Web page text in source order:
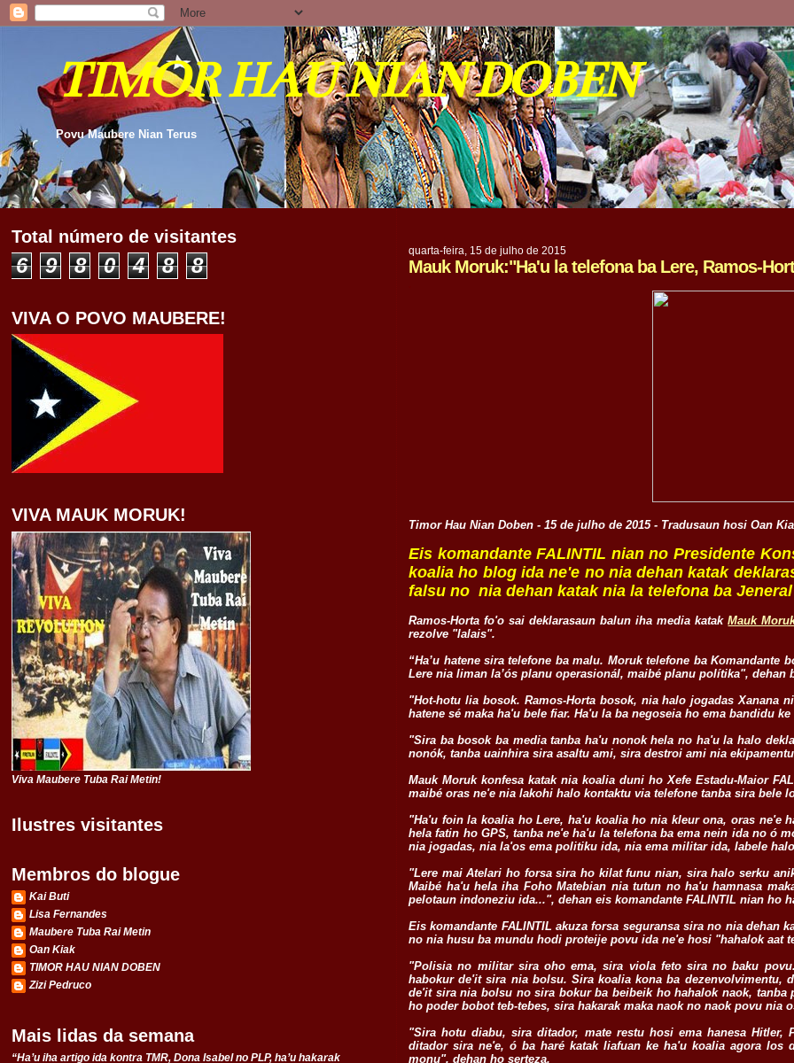
TIMOR HAU NIAN DOBEN
Povu Maubere Nian Terus
quarta-feira, 15 de julho de 2015
Mauk Moruk:"Ha'u la telefona ba Lere, Ramos-
Timor Hau Nian Doben - 15 de julho de 2015 - Tradusaun hosi Oan
Eis komandante FALINTIL nian no Presidente
koalia ho blog ida ne'e no nia dehan katak
falsu no nia dehan katak nia la telefona ba
Ramos-Horta fo'o sai deklarasaun balun iha media katakMauk
rezolve "lalais".
“Ha’u hatene sira telefone ba malu. Moruk telefone ba Komandante
Lere nia liman la’ós planu operasionál, maibé planu polítika",
"Hot-hotu lia bosok. Ramos-Horta bosok, nia halo jogadas Xanana
hatene sé maka ha'u bele fiar. Ha'u la ba negoseia ho ema bandidu
"Sira ba bosok ba media tanba ha'u nonok hela no ha'u la halo
nonók, tanba uainhira sira asaltu ami, sira destroi ami nia
Mauk Moruk konfesa katak nia koalia duni ho Xefe Estadu-Maior
maibé oras ne'e nia lakohi halo kontaktu via telefone tanba sira bele
"Ha'u foin la koalia ho Lere, ha'u koalia ho nia kleur ona, oras ne'e
hela fatin ho GPS, tanba ne'e ha'u la telefona ba ema nein ida no ó
nia jogadas, nia la'os ema politiku ida, nia ema militar ida, labele
"Lere mai Atelari ho forsa sira ho kilat funu nian, sira halo serku
Maibé ha'u hela iha Foho Matebian nia tutun no ha'u hamnasa
pelotaun indoneziu ida...", dehan eis komandante FALINTIL nian ho
Eis komandante FALINTIL akuza forsa seguransa sira no nia
no nia husu ba mundu hodi proteije povu ida ne'e hosi "hahalok aat
"Polisia no militar sira oho ema, sira viola feto sira no baku
habokur de'it sira nia bolsu. Sira koalia kona ba dezenvolvimentu,
de'itsira nia bolsu no sira bokur ba beibeik ho hahalok naok, tanba
ho poder bobot teb-tebes, sira hakarak maka naok no naok povu nia
"Sira hotu diabu, sira ditador, mate restu hosi ema hanesa
ditador sira ne'e, ó ba haré katak liafuan ke ha'u koalia agora
monu", dehan ho serteza.
Total número de visitantes
6 9 8 0 4 8 8
VIVA O POVO MAUBERE!
VIVA MAUK MORUK!
Viva Maubere Tuba Rai Metin!
Ilustres visitantes
Membros do blogue
Kai Buti
Lisa Fernandes
Maubere Tuba Rai Metin
Oan Kiak
TIMOR HAU NIAN DOBEN
Zizi Pedruco
Mais lidas da semana
“Ha’u iha artigo ida kontra TMR, Dona Isabel no PLP, ha’u hakarak